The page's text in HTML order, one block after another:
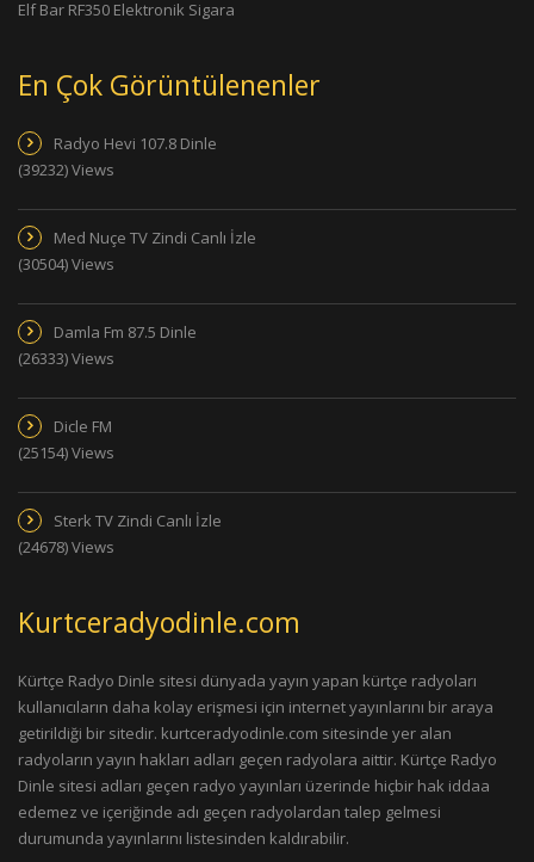
Elf Bar RF350 Elektronik Sigara
En Çok Görüntülenenler
Radyo Hevi 107.8 Dinle
(39232) Views
Med Nuçe TV Zindi Canlı İzle
(30504) Views
Damla Fm 87.5 Dinle
(26333) Views
Dicle FM
(25154) Views
Sterk TV Zindi Canlı İzle
(24678) Views
Kurtceradyodinle.com
Kürtçe Radyo Dinle sitesi dünyada yayın yapan kürtçe radyoları
kullanıcıların daha kolay erişmesi için internet yayınlarını bir araya
getirildiği bir sitedir. kurtceradyodinle.com sitesinde yer alan
radyoların yayın hakları adları geçen radyolara aittir. Kürtçe Radyo
Dinle sitesi adları geçen radyo yayınları üzerinde hiçbir hak iddaa
edemez ve içeriğinde adı geçen radyolardan talep gelmesi
durumunda yayınlarını listesinden kaldırabilir.